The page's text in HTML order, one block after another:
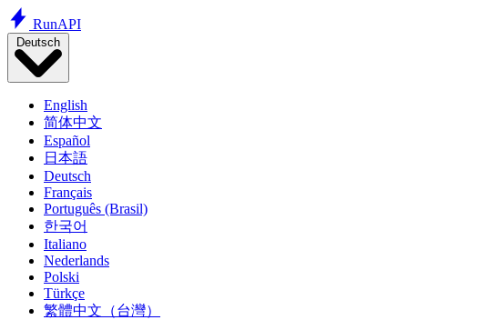
RunAPI
Deutsch
English
简体中文
Español
日本語
Deutsch
Français
Português (Brasil)
한국어
Italiano
Nederlands
Polski
Türkçe
繁體中文（台灣）